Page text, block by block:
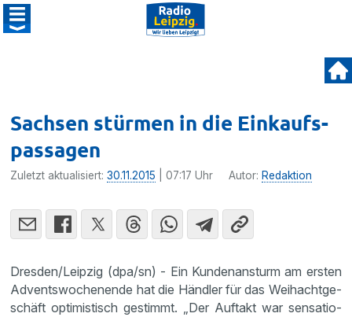
Sachsen stürmen in die Einkaufs­
passagen
Zuletzt aktualisiert:30.11.2015 | 07:17 Uhr Autor: Redaktion
Dresden/Leipzig (dpa/sn) - Ein Kunden­an­sturm am ersten
Advents­wo­chen­ende hat die Händler für das Weihacht­ge­
schäft optimis­tisch gestimmt. „Der Auftakt war sensa­tio­